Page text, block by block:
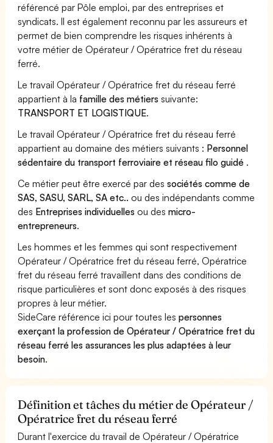
référencé par Pôle emploi, par des entreprises et
syndicats. Il est également reconnu par les assureurs et
permet de bien comprendre les risques inhérents à
votre métier de Opérateur / Opératrice fret du réseau
ferré.
Le travail Opérateur / Opératrice fret du réseau ferré
appartient à la famille des métiers suivante:
TRANSPORT ET LOGISTIQUE.
Le travail Opérateur / Opératrice fret du réseau ferré
appartient au domaine des métiers suivants : Personnel
sédentaire du transport ferroviaire et réseau filo guidé .
Ce métier peut être exercé par dessociétés comme de
SAS, SASU, SARL, SA etc.. ou des indépendants comme
des Entreprises individuelles ou desmicro-
entrepreneurs.
Les hommes et les femmes qui sont respectivement
Opérateur / Opératrice fret du réseau ferré, Opératrice
fret du réseau ferré travaillent dans des conditions de
risque particulières et sont donc exposés à des risques
propres à leur métier.
SideCare référence ici pour toutes lespersonnes
exerçant la profession de Opérateur / Opératrice fret du
réseau ferré les assurances les plus adaptées à leur
besoin.
Définition et tâches du métier de Opérateur /
Opératrice fret du réseau ferré
Durant l'exercice du travail de Opérateur / Opératrice